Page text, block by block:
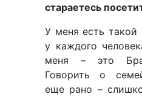
стараетесь
У меня есть
у каждого
меня – это
Говорить о
еще рано –